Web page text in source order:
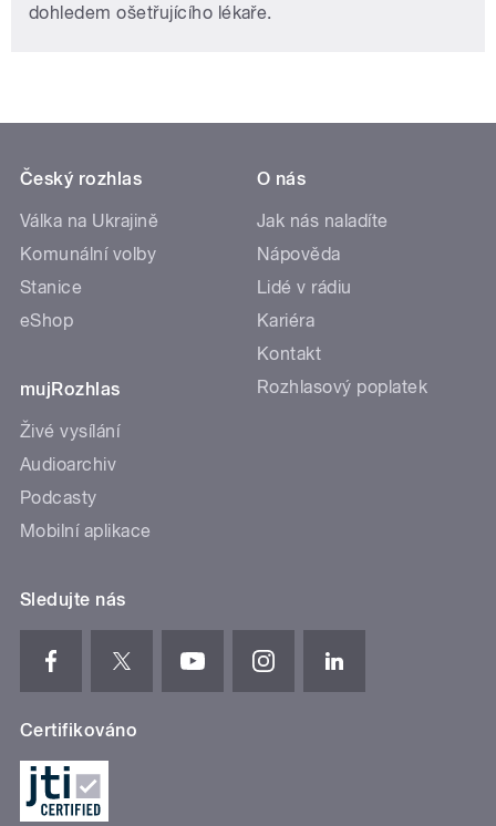
dohledem ošetřujícího lékaře.
Český rozhlas
Válka na Ukrajině
Komunální volby
Stanice
eShop
mujRozhlas
Živé vysílání
Audioarchiv
Podcasty
Mobilní aplikace
O nás
Jak nás naladíte
Nápověda
Lidé v rádiu
Kariéra
Kontakt
Rozhlasový poplatek
Sledujte nás
Certifikováno